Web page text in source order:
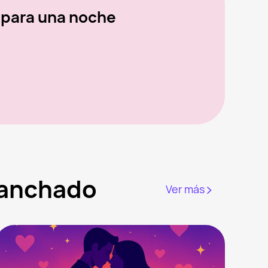
una noche
Ver más